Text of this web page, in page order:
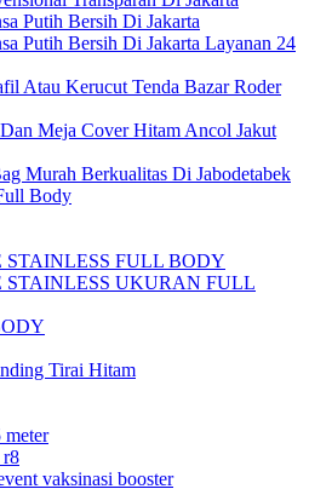
Putih Bersih Di Jakarta
Putih Bersih Di Jakarta Layanan 24
Atau Kerucut Tenda Bazar Roder
Meja Cover Hitam Ancol Jakut
Murah Berkualitas Di Jabodetabek
Body
FULL BODY
UKURAN FULL
Tirai Hitam
r8
vaksinasi booster